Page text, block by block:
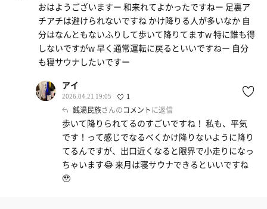
おはようございますー 和来れてよかったですねー 足裏ア
チアチは避けられないですね かけ降りる人が多いなか 自
分はなんともないふりして歩いて降りてますw 特に誰も得
しないですがw 早く通常運転に戻るといいですねー 自分
も寝サウナしたいですー
アイ
2026.04.21 19:05 1
銭湯民族さんのコメントに返信
歩いて降りられてるのすごいですね！ 私も、平気
です！って感じでなるべくかけ降りないように降り
てるんですが、出口近くなると限界で小走りになっ
ちゃいます😂 来月は寝サウナできるといいですね
🥹